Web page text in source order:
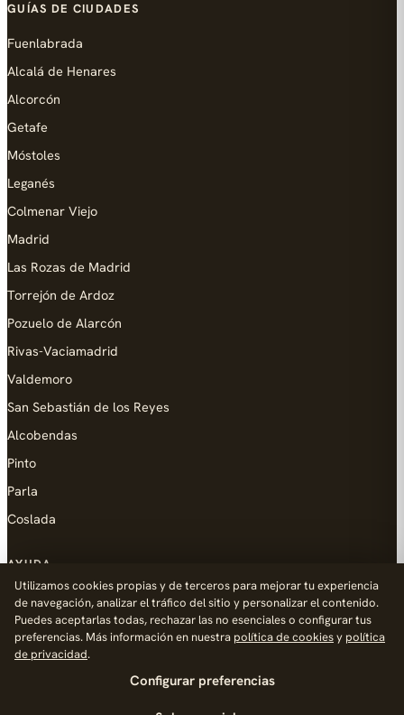
GUÍAS DE CIUDADES
Fuenlabrada
Alcalá de Henares
Alcorcón
Getafe
Móstoles
Leganés
Colmenar Viejo
Madrid
Las Rozas de Madrid
Torrejón de Ardoz
Pozuelo de Alarcón
Rivas-Vaciamadrid
Valdemoro
San Sebastián de los Reyes
Alcobendas
Pinto
Parla
Coslada
AYUDA
Añadir empresa
Contacto
Política de Privacidad
Utilizamos cookies propias y de terceros para mejorar tu experiencia
de navegación, analizar el tráfico del sitio y personalizar el contenido.
Puedes aceptarlas todas, rechazar las no esenciales o configurar tus
preferencias. Más información en nuestra política de cookiesy política
de privacidad.
Configurar preferencias